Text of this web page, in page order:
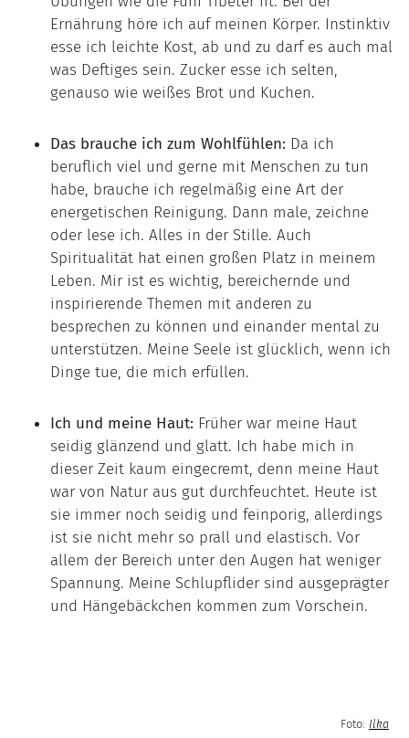
Ernährung höre ich auf meinen Körper. Instinktiv
esse ich leichte Kost, ab und zu darf es auch mal
was Deftiges sein. Zucker esse ich selten,
genauso wie weißes Brot und Kuchen.
Das brauche ich zum Wohlfühlen: Da ich
beruflich viel und gerne mit Menschen zu tun
habe, brauche ich regelmäßig eine Art der
energetischen Reinigung. Dann male, zeichne
oder lese ich. Alles in der Stille. Auch
Spiritualität hat einen großen Platz in meinem
Leben. Mir ist es wichtig, bereichernde und
inspirierende Themen mit anderen zu
besprechen zu können und einander mental zu
unterstützen. Meine Seele ist glücklich, wenn ich
Dinge tue, die mich erfüllen.
Ich und meine Haut: Früher war meine Haut
seidig glänzend und glatt. Ich habe mich in
dieser Zeit kaum eingecremt, denn meine Haut
war von Natur aus gut durchfeuchtet. Heute ist
sie immer noch seidig und feinporig, allerdings
ist sie nicht mehr so prall und elastisch. Vor
allem der Bereich unter den Augen hat weniger
Spannung. Meine Schlupflider sind ausgeprägter
und Hängebäckchen kommen zum Vorschein.
Foto: Ilka